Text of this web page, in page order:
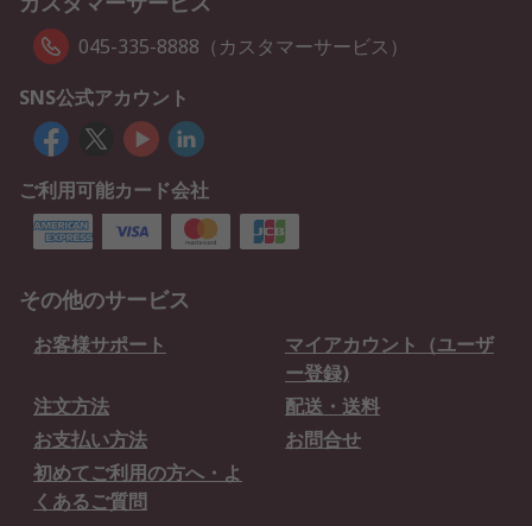
045-335-8888（カスタマーサービス）
SNS公式アカウント
ご利用可能カード会社
その他のサービス
お客様サポート
マイアカウント（ユーザ
ー登録)
注文方法
配送・送料
お支払い方法
お問合せ
初めてご利用の方へ・よ
くあるご質問